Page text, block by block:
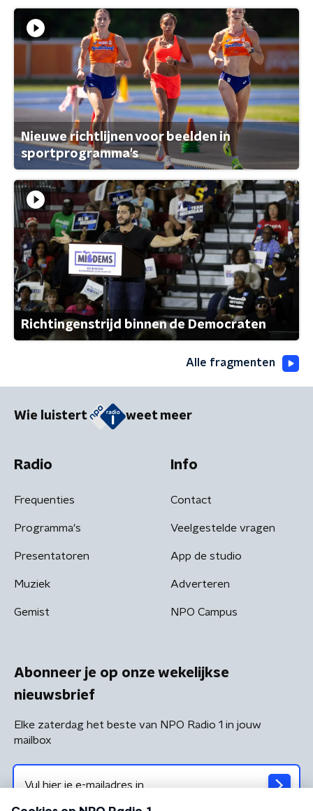
Nieuwe richtlijnen voor beelden in
sportprogramma's
Richtingenstrijd binnen de Democraten
Alle fragmenten
Wie luistert weet meer
Radio
Frequenties
Programma's
Presentatoren
Muziek
Gemist
Info
Contact
Veelgestelde vragen
App de studio
Adverteren
NPO Campus
Abonneer je op onze wekelijkse
nieuwsbrief
Elke zaterdag het beste van NPO Radio 1 in jouw
mailbox